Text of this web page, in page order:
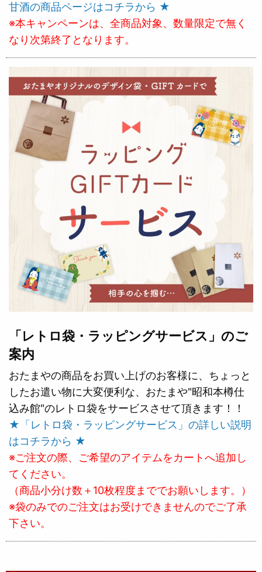
甘酒の商品ページはコチラから ★
※本キャンペーンは、全商品対象、数量限定で無く
なり次第終了となります。
「レトロ袋・ラッピングサービス」のご
案内
おたまやの商品をお買い上げのお客様に、ちょっと
したお遣い物に大変便利な、おたまや"昭和本樽仕
込み館"のレトロ袋をサービスさせて頂きます！！
★「レトロ袋・ラッピングサービス」の詳しい説明
はコチラから ★
※ご注文の際、ご希望のアイテムをカートへ追加し
てください。
（商品小分け数＋10枚程度まででお願いします。）
※袋のみでのご注文はお受けできませんのでご了承
下さい。